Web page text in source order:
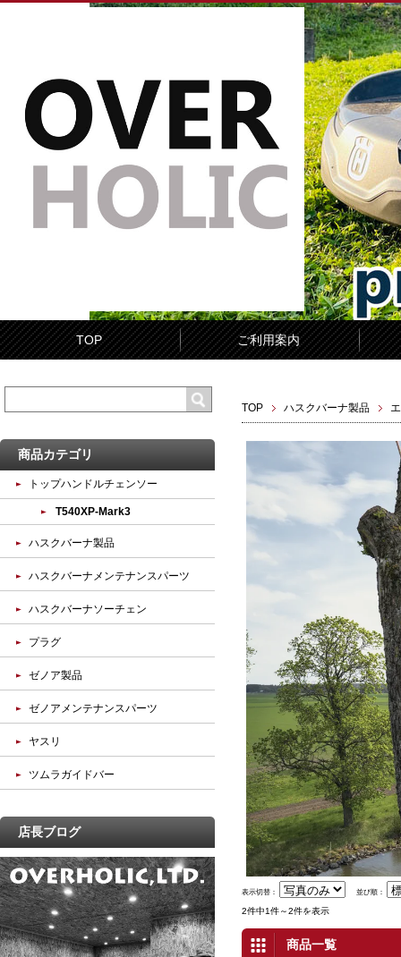
TOP ご利用案内
TOP ハスクバーナ製品
表示切替： 並び順：
2件中1件～2件を表示
商品一覧
商品カテゴリ
トップハンドルチェンソー
T540XP-Mark3
ハスクバーナ製品
ハスクバーナメンテナンスパーツ
ハスクバーナソーチェン
プラグ
ゼノア製品
ゼノアメンテナンスパーツ
ヤスリ
ツムラガイドバー
店長ブログ